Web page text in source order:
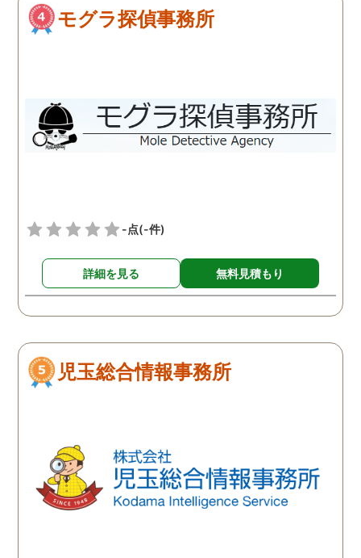
モグラ探偵事務所
-点(-件)
詳細を見る 無料見積もり
児玉総合情報事務所